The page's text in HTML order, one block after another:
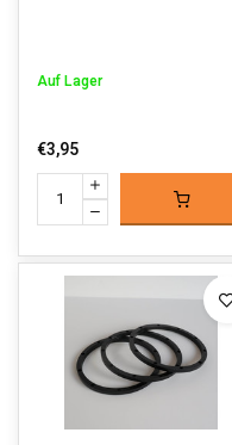
Auf Lager
€3,95